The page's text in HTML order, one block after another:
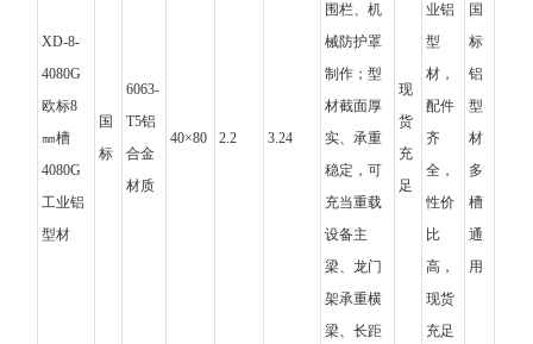
XD-8-
4080G
欧标8
㎜槽
4080G
工业铝
型材
国
标
6063-
T5铝
合金
材质
40×80 2.2 3.24
围栏、机
械防护罩
制作；型
材截面厚
实、承重
稳定，可
充当重载
设备主
梁、龙门
架承重横
梁、长距
现
货
充
足
业铝
型
材，
配件
齐
全，
性价
比
高，
现货
充足
国
标
铝
型
材
多
槽
通
用